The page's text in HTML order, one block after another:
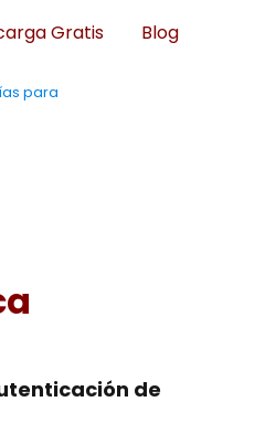
Gratis Blog
para
de